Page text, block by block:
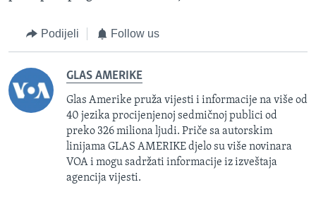
Podijeli Follow us
GLAS AMERIKE
Glas Amerike pruža vijesti i informacije na više od
40 jezika procijenjenoj sedmičnoj publici od
preko 326 miliona ljudi. Priče sa autorskim
linijama GLAS AMERIKE djelo su više novinara
VOA i mogu sadržati informacije iz izveštaja
agencija vijesti.